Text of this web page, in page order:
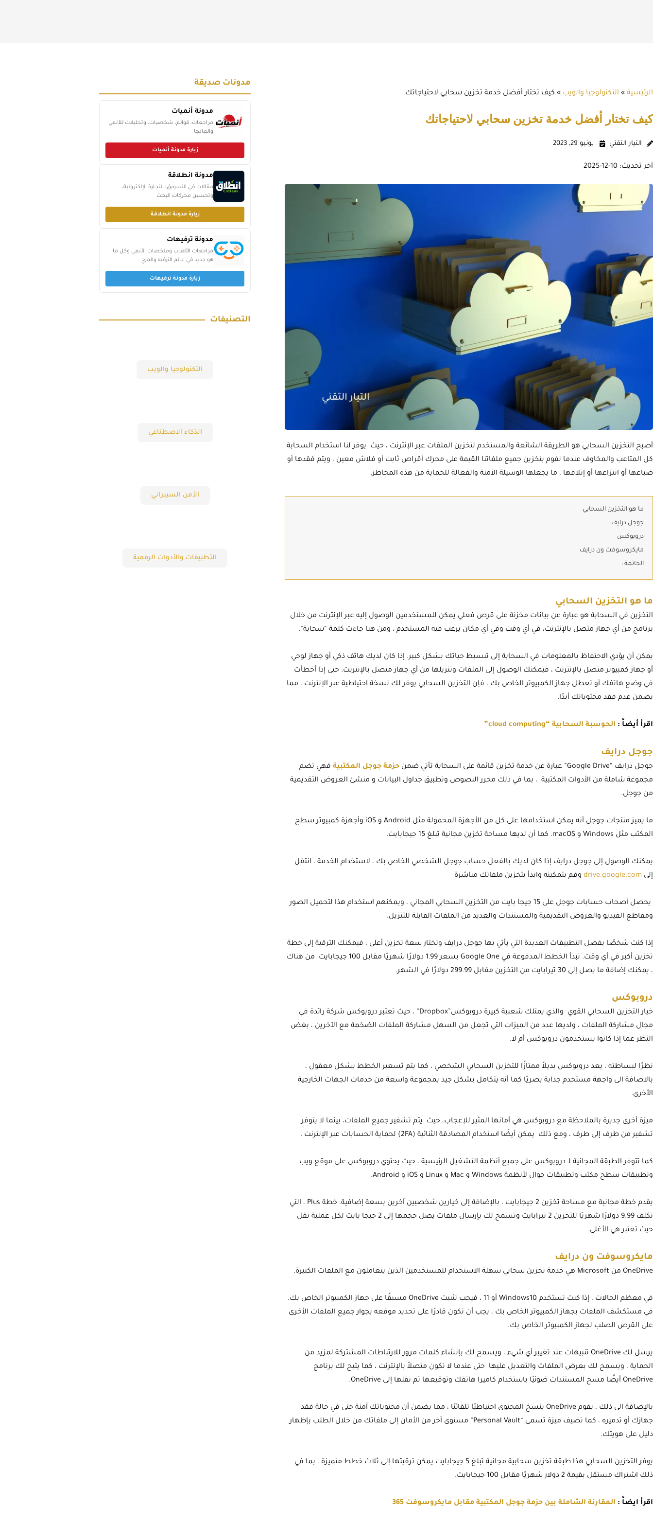
الرئيسية » التكنولوجيا والويب » كيف تختار أفضل خدمة تخزين سحابي لاحتياجاتك
كيف تختار أفضل خدمة تخزين سحابي لاحتياجاتك
التيار التقني يونيو 29, 2023
آخر تحديث: 10-12-2025
أصبح التخزين السحابي هو الطريقة الشائعة والمستخدم لتخزين الملفات عبر الإنترنت ، حيث يوفر لنا استخدام السحابة
كل المتاعب والمخاوف عندما نقوم بتخزين جميع ملفاتنا القيمة على محرك أقراص ثابت أو فلاش معين ، ويتم فقدها أو
ضياعها أو انتزاعها أو إتلافها ، ما يجعلها الوسيلة الآمنة والفعالة للحماية من هذه المخاطر.
ما هو التخزين السحابي
جوجل درايف
دروبوكس
مايكروسوفت ون درايف
الخاتمة :
ما هو التخزين السحابي
التخزين في السحابة هو عبارة عن بيانات مخزنة على قرص فعلي يمكن للمستخدمين الوصول إليه عبر الإنترنت من خلال
برنامج من أي جهاز متصل بالإنترنت، في أي وقت وفي أي مكان يرغب فيه المستخدم ، ومن هنا جاءت كلمة “سحابة”.
يمكن أن يؤدي الاحتفاظ بالمعلومات في السحابة إلى تبسيط حياتك بشكل كبير. إذا كان لديك هاتف ذكي أو جهاز لوحي
أو جهاز كمبيوتر متصل بالإنترنت ، فيمكنك الوصول إلى الملفات وتنزيلها من أي جهاز متصل بالإنترنت. حتى إذا أخطأت
في وضع هاتفك أو تعطل جهاز الكمبيوتر الخاص بك ، فإن التخزين السحابي يوفر لك نسخة احتياطية عبر الإنترنت ، مما
يضمن عدم فقد محتوياتك أبدًا.
اقرأ أيضاََ : الحوسبة السحابية “cloud computing”
جوجل درايف
جوجل درايف “Google Drive” عبارة عن خدمة تخزين قائمة على السحابة تأتي ضمن حزمة جوجل المكتبية فهي تضم
مجموعة شاملة من الأدوات المكتبية ، بما في ذلك محرر النصوص وتطبيق جداول البيانات و منشئ العروض التقديمية
من جوجل.
ما يميز منتجات جوجل أنه يمكن استخدامها على كل من الأجهزة المحمولة مثل Android و iOS وأجهزة كمبيوتر سطح
المكتب مثل Windows و macOS. كما أن لديها مساحة تخزين مجانية تبلغ 15 جيجابايت.
يمكنك الوصول إلى جوجل درايف إذا كان لديك بالفعل حساب جوجل الشخصي الخاص بك ، لاستخدام الخدمة ، انتقل
إلى drive.google.com وقم بتمكينه وابدأ بتخزين ملفاتك مباشرة
يحصل أصحاب حسابات جوجل على 15 جيجا بايت من التخزين السحابي المجاني ، ويمكنهم استخدام هذا لتحميل الصور
ومقاطع الفيديو والعروض التقديمية والمستندات والعديد من الملفات القابلة للتنزيل.
إذا كنت شخصًا يفضل التطبيقات العديدة التي يأتي بها جوجل درايف وتختار سعة تخزين أعلى ، فيمكنك الترقية إلى خطة
تخزين أكبر في أي وقت. تبدأ الخطط المدفوعة في Google One بسعر 1.99 دولارًا شهريًا مقابل 100 جيجابايت من هناك
، يمكنك إضافة ما يصل إلى 30 تيرابايت من التخزين مقابل 299.99 دولارًا في الشهر.
دروبوكس
خيار التخزين السحابي القوي والذي يمتلك شعبية كبيرة دروبوكس”Dropbox” ، حيث تعتبر دروبوكس شركة رائدة في
مجال مشاركة الملفات ، ولديها عدد من الميزات التي تجعل من السهل مشاركة الملفات الضخمة مع الآخرين ، بغض
النظر عما إذا كانوا يستخدمون دروبوكس أم لا.
نظرًا لبساطته ، يعد دروبوكس بديلاً ممتازًا للتخزين السحابي الشخصي ، كما يتم تسعير الخطط بشكل معقول ،
بالاضافة الى واجهة مستخدم جذابة بصريًا كما أنه يتكامل بشكل جيد بمجموعة واسعة من خدمات الجهات الخارجية
الأخرى.
ميزة أخرى جديرة بالملاحظة مع دروبوكس هي أمانها المثير للإعجاب، حيث يتم تشفير جميع الملفات، بينما لا يتوفر
تشفير من طرف إلى طرف ، ومع ذلك يمكن أيضًا استخدام المصادقة الثنائية (2FA) لحماية الحسابات عبر الإنترنت .
كما تتوفر الطبقة المجانية لـ دروبوكس على جميع أنظمة التشغيل الرئيسية ، حيث يحتوي دروبوكس على موقع ويب
وتطبيقات سطح مكتب وتطبيقات جوال لأنظمة Windows و Mac و Linux و iOS و Android.
يقدم خطة مجانية مع مساحة تخزين 2 جيجابايت ، بالإضافة إلى خيارين شخصيين آخرين بسعة إضافية. خطة Plus ، التي
تكلف 9.99 دولارًا شهريًا للتخزين 2 تيرابايت وتسمح لك بإرسال ملفات يصل حجمها إلى 2 جيجا بايت لكل عملية نقل
حيث تعتبر هي الأغلى.
مايكروسوفت ون درايف
OneDrive من Microsoft هي خدمة تخزين سحابي سهلة الاستخدام للمستخدمين الذين يتعاملون مع الملفات الكبيرة.
في معظم الحالات ، إذا كنت تستخدم Windows10 أو 11 ، فيجب تثبيت OneDrive مسبقًا على جهاز الكمبيوتر الخاص بك.
في مستكشف الملفات بجهاز الكمبيوتر الخاص بك ، يجب أن تكون قادرًا على تحديد موقعه بجوار جميع الملفات الأخرى
على القرص الصلب لجهاز الكمبيوتر الخاص بك.
يرسل لك OneDrive تنبيهات عند تغيير أي شيء ، ويسمح لك بإنشاء كلمات مرور للارتباطات المشتركة لمزيد من
الحماية ، ويسمح لك بعرض الملفات والتعديل عليها حتى عندما لا تكون متصلاً بالإنترنت ، كما يتيح لك برنامج
OneDrive أيضًا مسح المستندات ضوئيًا باستخدام كاميرا هاتفك وتوقيعها ثم نقلها إلى OneDrive.
بالإضافة الى ذلك ، يقوم OneDrive بنسخ المحتوى احتياطيًا تلقائيًا ، مما يضمن أن محتوياتك آمنة حتى في حالة فقد
جهازك أو تدميره ، كما تضيف ميزة تسمى “Personal Vault” مستوى آخر من الأمان إلى ملفاتك من خلال الطلب بإظهار
دليل على هويتك.
يوفر التخزين السحابي هذا طبقة تخزين سحابية مجانية تبلغ 5 جيجابايت يمكن ترقيتها إلى ثلاث خطط متميزة ، بما في
ذلك اشتراك مستقل بقيمة 2 دولار شهريًا مقابل 100 جيجابايت.
اقرأ ايضاََ : المقارنة الشاملة بين حزمة جوجل المكتبية مقابل مايكروسوفت 365
مدونات صديقة
مدونة أنميات
مراجعات، قوائم، شخصيات، وتحليلات للأنمي
والمانجا
زيارة مدونة أنميات
مدونة انطلاقة
مقالات في التسويق، التجارة الإلكترونية،
وتحسين محركات البحث
زيارة مدونة انطلاقة
مدونة ترفيهات
مراجعات الألعاب وملخصات الأنمي وكل ما
هو جديد في عالم الترفيه والمرح
زيارة مدونة ترفيهات
التصنيفات
التكنولوجيا والويب
الذكاء الاصطناعي
الأمن السيبراني
التطبيقات والأدوات الرقمية